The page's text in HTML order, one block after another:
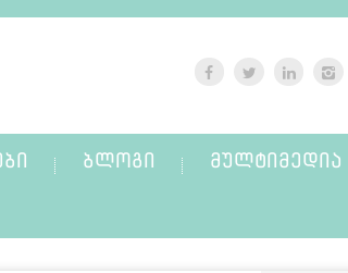
ᲑᲚᲝᲒᲘ ᲛᲣᲚᲢᲘᲛᲔᲓᲘᲐ